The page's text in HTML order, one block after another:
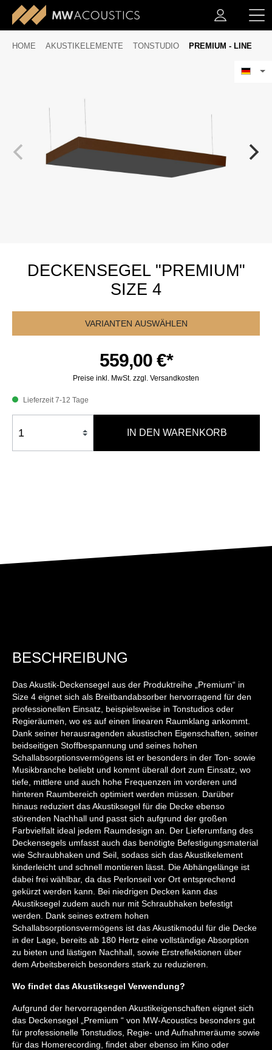
HOME AKUSTIKELEMENTE TONSTUDIO PREMIUM - LINE
DECKENSEGEL "PREMIUM"
SIZE 4
VARIANTEN AUSWÄHLEN
559,00 €*
Preise inkl. MwSt. zzgl. Versandkosten
Lieferzeit 7-12 Tage
IN DEN WARENKORB
BESCHREIBUNG
Das Akustik-Deckensegel aus der Produktreihe „Premium“ in
Size 4 eignet sich als Breitbandabsorber hervorragend für den
professionellen Einsatz, beispielsweise in Tonstudios oder
Regieräumen, wo es auf einen linearen Raumklang ankommt.
Dank seiner herausragenden akustischen Eigenschaften, seiner
beidseitigen Stoffbespannung und seines hohen
Schallabsorptionsvermögens ist er besonders in der Ton- sowie
Musikbranche beliebt und kommt überall dort zum Einsatz, wo
tiefe, mittlere und auch hohe Frequenzen im vorderen und
hinteren Raumbereich optimiert werden müssen. Darüber
hinaus reduziert das Akustiksegel für die Decke ebenso
störenden Nachhall und passt sich aufgrund der großen
Farbvielfalt ideal jedem Raumdesign an. Der Lieferumfang des
Deckensegels umfasst auch das benötigte Befestigungsmaterial
wie Schraubhaken und Seil, sodass sich das Akustikelement
kinderleicht und schnell montieren lässt. Die Abhängelänge ist
dabei frei wählbar, da das Perlonseil vor Ort entsprechend
gekürzt werden kann. Bei niedrigen Decken kann das
Akustiksegel zudem auch nur mit Schraubhaken befestigt
werden. Dank seines extrem hohen
Schallabsorptionsvermögens ist das Akustikmodul für die Decke
in der Lage, bereits ab 180 Hertz eine vollständige Absorption
zu bieten und lästigen Nachhall, sowie Erstreflektionen über
dem Arbeitsbereich besonders stark zu reduzieren.
Wo findet das Akustiksegel Verwendung?
Aufgrund der hervorragenden Akustikeigenschaften eignet sich
das Deckensegel „Premium “ von MW-Acoustics besonders gut
für professionelle Tonstudios, Regie- und Aufnahmeräume sowie
für das Homerecording, findet aber ebenso im Kino oder